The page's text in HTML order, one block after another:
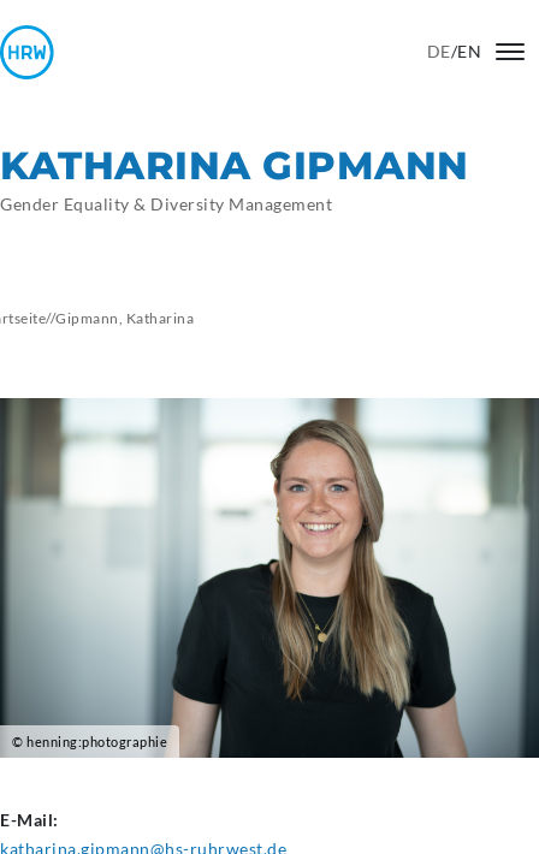
DE/EN
KATHARINA GIPMANN
Gender Equality & Diversity Management
//Gipmann, Katharina
© henning:photographie
E-Mail:
katharina.gipmann@hs-ruhrwest.de